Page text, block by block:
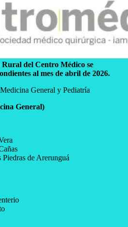
del Centro Médico se
al mes de abril de 2026.
General y Pediatría
General)
de Arerunguá